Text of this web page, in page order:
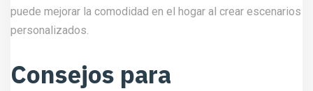
puede mejorar la comodidad en el hogar al crear escenarios
personalizados.
Consejos para